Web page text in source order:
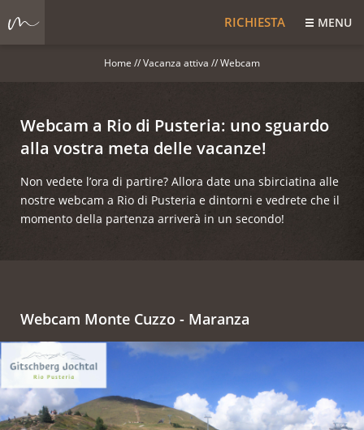
RICHIESTA MENU
Home //Vacanza attiva //Webcam
Webcam a Rio di Pusteria: uno sguardo
alla vostra meta delle vacanze!
Non vedete l’ora di partire? Allora date una sbirciatina alle
nostre webcam a Rio di Pusteria e dintorni e vedrete che il
momento della partenza arriverà in un secondo!
Webcam Monte Cuzzo - Maranza